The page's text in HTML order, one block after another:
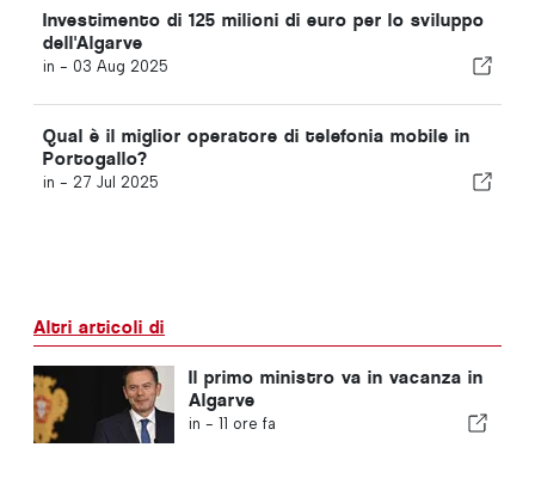
Investimento di 125 milioni di euro per lo sviluppo
dell'Algarve
in - 03 Aug 2025
Qual è il miglior operatore di telefonia mobile in
Portogallo?
in - 27 Jul 2025
Altri articoli di
Il primo ministro va in vacanza in
Algarve
in - 11 ore fa